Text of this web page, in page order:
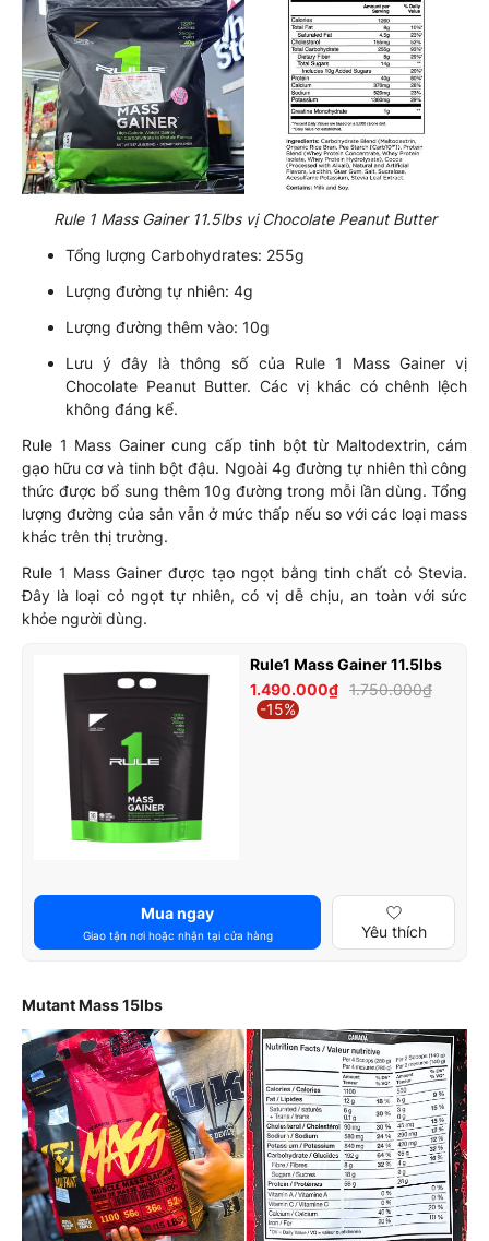
Rule 1 Mass Gainer 11.5lbs vị Chocolate Peanut Butter
Tổng lượng Carbohydrates: 255g
Lượng đường tự nhiên: 4g
Lượng đường thêm vào: 10g
Lưu ý đây là thông số của Rule 1 Mass Gainer vị
Chocolate Peanut Butter. Các vị khác có chênh lệch
không đáng kể.
Rule 1 Mass Gainer cung cấp tinh bột từ Maltodextrin, cám
gạo hữu cơ và tinh bột đậu. Ngoài 4g đường tự nhiên thì công
thức được bổ sung thêm 10g đường trong mỗi lần dùng. Tổng
lượng đường của sản vẫn ở mức thấp nếu so với các loại mass
khác trên thị trường.
Rule 1 Mass Gainer được tạo ngọt bằng tinh chất cỏ Stevia.
Đây là loại cỏ ngọt tự nhiên, có vị dễ chịu, an toàn với sức
khỏe người dùng.
Rule1 Mass Gainer 11.5lbs
1.490.000₫ 1.750.000₫
-15%
Mua ngay
Giao tận nơi hoặc nhận tại cửa hàng Yêu thích
Mutant Mass 15lbs